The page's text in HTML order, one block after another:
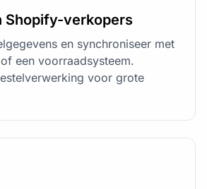
Shopify-verkopers
en synchroniseer met
een voorraadsysteem.
voor grote